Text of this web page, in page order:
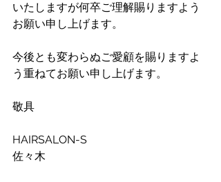
いたしますが何卒ご理解賜りますよう
お願い申し上げます。
今後とも変わらぬご愛顧を賜りますよ
う重ねてお願い申し上げます。
敬具
HAIRSALON-S
佐々木